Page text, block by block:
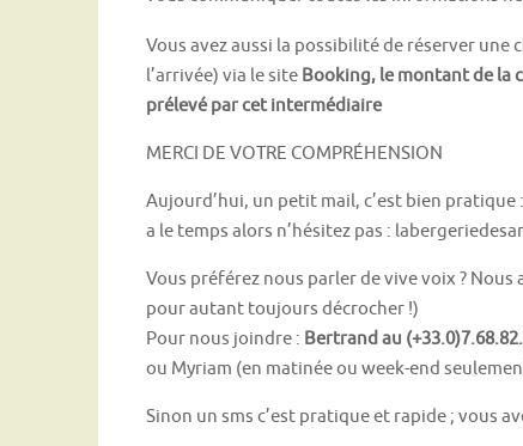
Vous avez aussi la possibilité de réserver une
l’arrivée) via le site Booking, le montant de la
prélevé par cet intermédiaire
MERCI DE VOTRE COMPRÉHENSION
Aujourd’hui, un petit mail, c’est bien
a le temps alors n’hésitez pas :
Vous préférez nous parler de vive voix ?
pour autant toujours décrocher !)
Pour nous joindre : Bertrand au
ou Myriam (en matinée ou week-end
Sinon un sms c’est pratique et rapide ; vous